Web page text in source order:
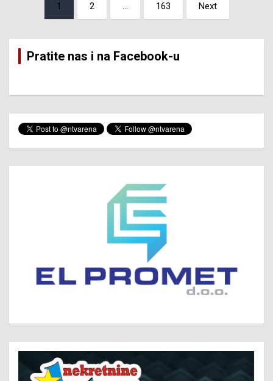
pagination
1 2 … 163 Next
Pratite nas i na Facebook-u